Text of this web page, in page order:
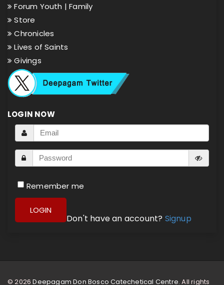
Forum Youth |Family
Store
Chronicles
Lives of Saints
Givings
LOGIN NOW
Remember me
LOGIN
Don't have an account? Signup
© 2026Deepagam Don Bosco Catechetical Centre. All rights